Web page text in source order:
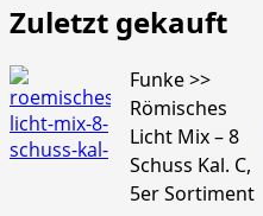
Zuletzt gekauft
Funke >>
Römisches
Licht Mix – 8
Schuss Kal. C,
5er Sortiment